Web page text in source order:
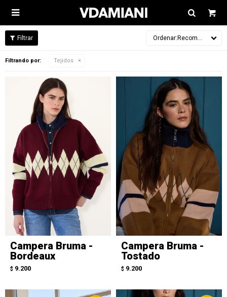

Recomendados
Filtrando por: Tejidos
Campera Bruma -
Bordeaux
$ 9.200
Campera Bruma -
Tostado
$ 9.200